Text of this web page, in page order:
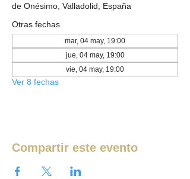
de Onésimo, Valladolid, España
Otras fechas
mar, 04 may, 19:00
jue, 04 may, 19:00
vie, 04 may, 19:00
Ver 8 fechas
Compartir este evento